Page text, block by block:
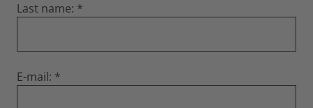
Last name:
E-mail: